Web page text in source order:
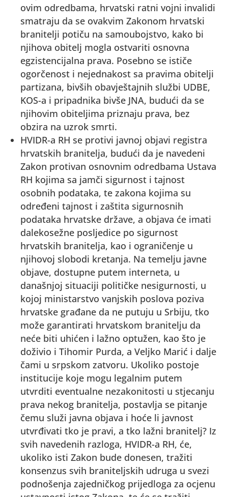
ovim odredbama, hrvatski ratni vojni invalidi
smatraju da se ovakvim Zakonom hrvatski
branitelji potiču na samoubojstvo, kako bi
njihova obitelj mogla ostvariti osnovna
egzistencijalna prava. Posebno se ističe
ogorčenost i nejednakost sa pravima obitelji
partizana, bivših obavještajnih službi UDBE,
KOS-a i pripadnika bivše JNA, budući da se
njihovim obiteljima priznaju prava, bez
obzira na uzrok smrti.
HVIDR-a RH se protivi javnoj objavi registra
hrvatskih branitelja, budući da je navedeni
Zakon protivan osnovnim odredbama Ustava
RH kojima sa jamči sigurnost i tajnost
osobnih podataka, te zakona kojima su
određeni tajnost i zaštita sigurnosnih
podataka hrvatske države, a objava će imati
dalekosežne posljedice po sigurnost
hrvatskih branitelja, kao i ograničenje u
njihovoj slobodi kretanja. Na temelju javne
objave, dostupne putem interneta, u
današnjoj situaciji političke nesigurnosti, u
kojoj ministarstvo vanjskih poslova poziva
hrvatske građane da ne putuju u Srbiju, tko
može garantirati hrvatskom branitelju da
neće biti uhićen i lažno optužen, kao što je
doživio i Tihomir Purda, a Veljko Marić i dalje
čami u srpskom zatvoru. Ukoliko postoje
institucije koje mogu legalnim putem
utvrditi eventualne nezakonitosti u stjecanju
prava nekog branitelja, postavlja se pitanje
čemu služi javna objava i hoće li javnost
utvrđivati tko je pravi, a tko lažni branitelj? Iz
svih navedenih razloga, HVIDR-a RH, će,
ukoliko isti Zakon bude donesen, tražiti
konsenzus svih braniteljskih udruga u svezi
podnošenja zajedničkog prijedloga za ocjenu